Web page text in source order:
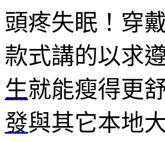
頭疼失眠！穿
款式講的以求
生就能瘦得更
發與其它本地